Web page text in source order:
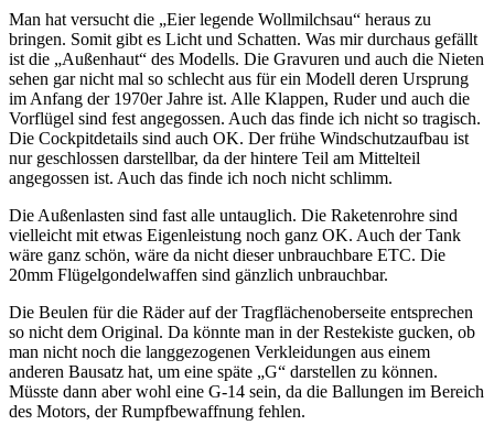
Man hat versucht die „Eier legende Wollmilchsau“ heraus zu
bringen. Somit gibt es Licht und Schatten. Was mir durchaus gefällt
ist die „Außenhaut“ des Modells. Die Gravuren und auch die Nieten
sehen gar nicht mal so schlecht aus für ein Modell deren Ursprung
im Anfang der 1970er Jahre ist. Alle Klappen, Ruder und auch die
Vorflügel sind fest angegossen. Auch das finde ich nicht so tragisch.
Die Cockpitdetails sind auch OK. Der frühe Windschutzaufbau ist
nur geschlossen darstellbar, da der hintere Teil am Mittelteil
angegossen ist. Auch das finde ich noch nicht schlimm.
Die Außenlasten sind fast alle untauglich. Die Raketenrohre sind
vielleicht mit etwas Eigenleistung noch ganz OK. Auch der Tank
wäre ganz schön, wäre da nicht dieser unbrauchbare ETC. Die
20mm Flügelgondelwaffen sind gänzlich unbrauchbar.
Die Beulen für die Räder auf der Tragflächenoberseite entsprechen
so nicht dem Original. Da könnte man in der Restekiste gucken, ob
man nicht noch die langgezogenen Verkleidungen aus einem
anderen Bausatz hat, um eine späte „G“ darstellen zu können.
Müsste dann aber wohl eine G-14 sein, da die Ballungen im Bereich
des Motors, der Rumpfbewaffnung fehlen.